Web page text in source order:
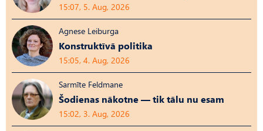
15:07, 5. Aug, 2026
Agnese Leiburga
Konstruktīvā politika
15:05, 4. Aug, 2026
Sarmīte Feldmane
Šodienas nākotne — tik tālu nu esam
15:02, 3. Aug, 2026